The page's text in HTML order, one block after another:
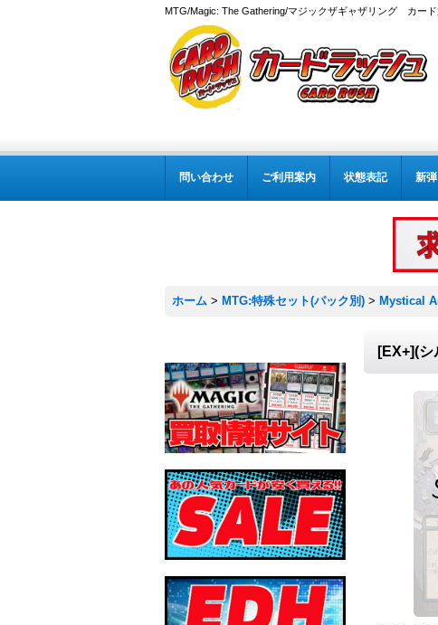
MTG/Magic: The Gathering/マジックザギャザリング カード
問い合わせ ご利用案内 状態表記 新弾
ホーム > MTG:特殊セット(パック別) > Mystical
[EX+](